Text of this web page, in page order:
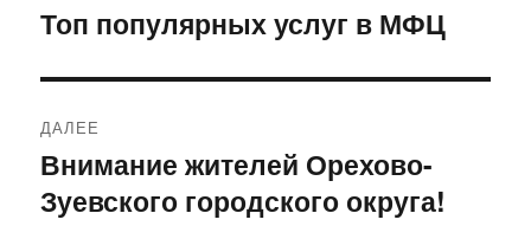
по
Предыдущая
Топ популярных услуг в МФЦ
ДАЛЕЕ
Следующая
запись:
Внимание жителей Орехово-
Зуевского городского округа!